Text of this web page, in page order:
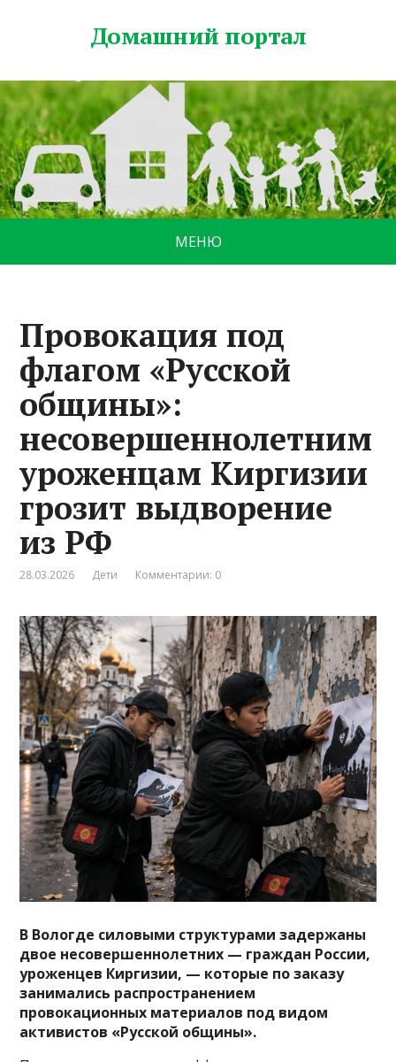
Домашний портал
МЕНЮ
Провокация под
флагом «Русской
общины»:
несовершеннолетним
уроженцам Киргизии
грозит выдворение
из РФ
28.03.2026 Дети Комментарии: 0
В Вологде силовыми структурами задержаны
двое несовершеннолетних — граждан России,
уроженцев Киргизии, — которые по заказу
занимались распространением
провокационных материалов под видом
активистов «Русской общины».